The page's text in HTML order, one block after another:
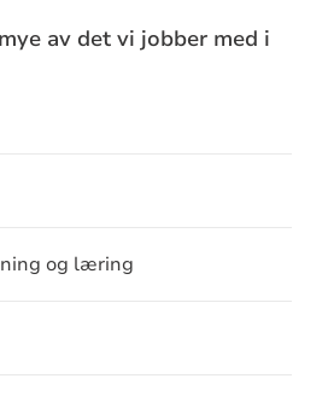
av det vi jobber med i
og læring